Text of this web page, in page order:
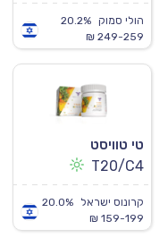
הולי סמוק
20.2%
249-259 ₪
טי טוויסט
T20/C4
קרונוס ישראל
20.0%
159-199 ₪